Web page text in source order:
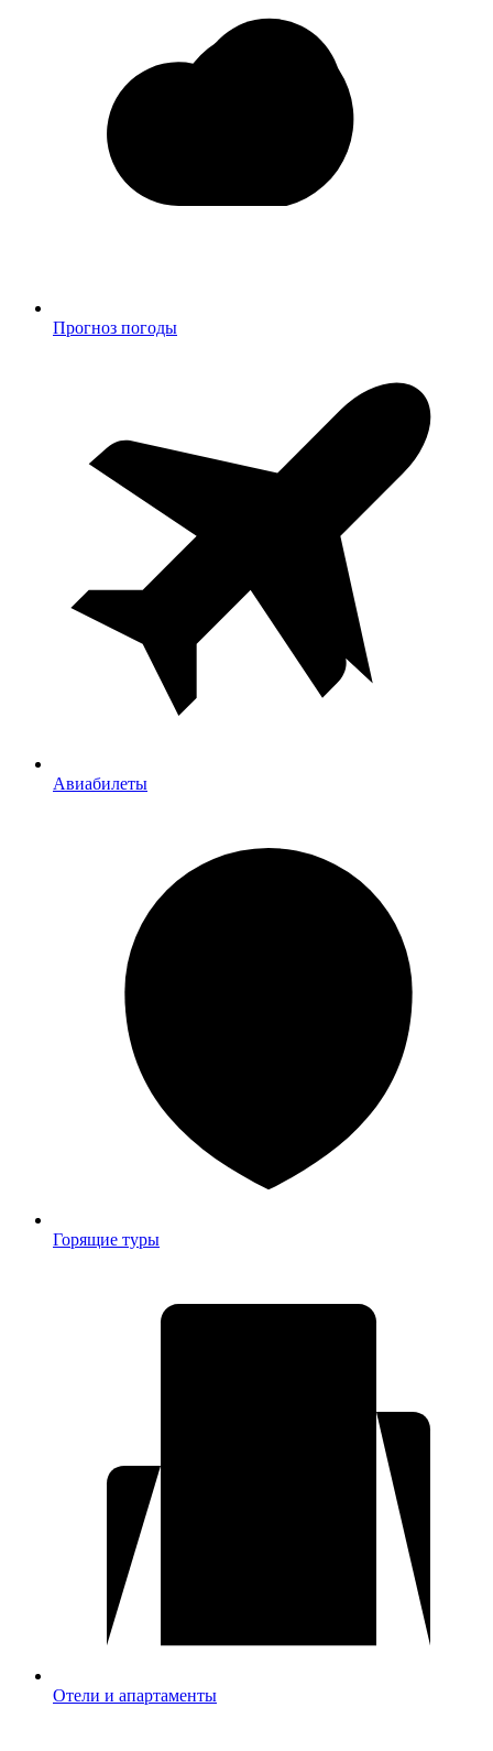
Прогноз погоды
Авиабилеты
Горящие туры
Отели и апартаменты